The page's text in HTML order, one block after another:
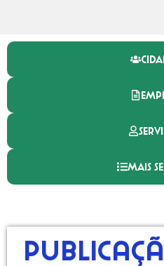
MAIS